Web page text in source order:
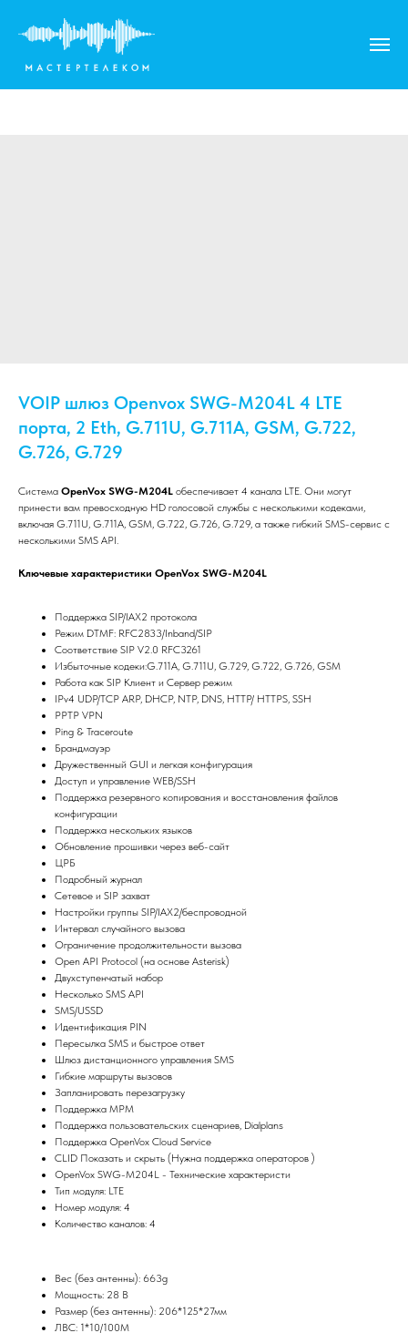
VOIP шлюз Openvox SWG-M204L 4 LTE
порта, 2 Eth, G.711U, G.711A, GSM, G.722,
G.726, G.729
Система OpenVox SWG-M204L обеспечивает 4 канала LTE. Они могут
принести вам превосходную HD голосовой службы с несколькими кодеками,
включая G.711U, G.711A, GSM, G.722, G.726, G.729, а также гибкий SMS-сервис с
несколькими SMS API.
Ключевые характеристики OpenVox SWG-M204L
Поддержка SIP/IAX2 протокола
Режим DTMF: RFC2833/Inband/SIP
Соответствие SIP V2.0 RFC3261
Избыточные кодеки:G.711A, G.711U, G.729, G.722, G.726, GSM
Работа как SIP Клиент и Сервер режим
IPv4 UDP/TCP ARP, DHCP, NTP, DNS, HTTP/ HTTPS, SSH
PPTP VPN
Ping & Traceroute
Брандмауэр
Дружественный GUI и легкая конфигурация
Доступ и управление WEB/SSH
Поддержка резервного копирования и восстановления файлов
конфигурации
Поддержка нескольких языков
Обновление прошивки через веб-сайт
ЦРБ
Подробный журнал
Сетевое и SIP захват
Настройки группы SIP/IAX2/беспроводной
Интервал случайного вызова
Ограничение продолжительности вызова
Open API Protocol (на основе Asterisk)
Двухступенчатый набор
Несколько SMS API
SMS/USSD
Идентификация PIN
Пересылка SMS и быстрое ответ
Шлюз дистанционного управления SMS
Гибкие маршруты вызовов
Запланировать перезагрузку
Поддержка МРМ
Поддержка пользовательских сценариев, Dialplans
Поддержка OpenVox Cloud Service
CLID Показать и скрыть (Нужна поддержка операторов )
OpenVox SWG-M204L - Технические характеристи
Тип модуля: LTE
Номер модуля: 4
Количество каналов: 4
Вес (без антенны): 663g
Мощность: 28 В
Размер (без антенны): 206*125*27мм
ЛВС: 1*10/100М